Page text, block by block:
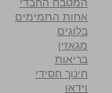
אחות התמימים
בלוגים
מגאזין
בריאות
חינוך חסידי
וידאו